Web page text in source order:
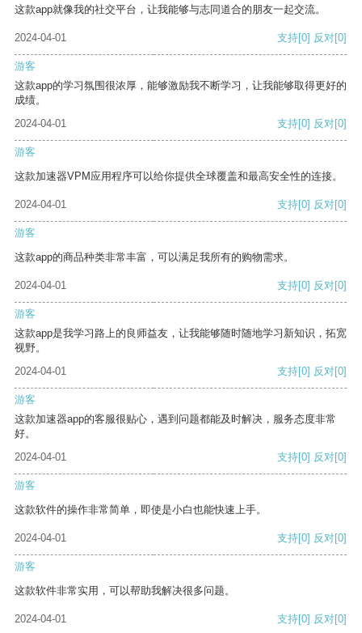
这款app就像我的社交平台，让我能够与志同道合的朋友一起交流。
2024-04-01 支持[0] 反对[0]
游客
这款app的学习氛围很浓厚，能够激励我不断学习，让我能够取得更好的
成绩。
2024-04-01
支持[0] 反对[0]
游客
这款加速器VPM应用程序可以给你提供全球覆盖和最高安全性的连接。
2024-04-01 支持[0] 反对[0]
游客
这款app的商品种类非常丰富，可以满足我所有的购物需求。
2024-04-01 支持[0] 反对[0]
游客
这款app是我学习路上的良师益友，让我能够随时随地学习新知识，拓宽
视野。
2024-04-01
支持[0] 反对[0]
游客
这款加速器app的客服很贴心，遇到问题都能及时解决，服务态度非常
好。
2024-04-01
支持[0] 反对[0]
游客
这款软件的操作非常简单，即使是小白也能快速上手。
2024-04-01 支持[0] 反对[0]
游客
这款软件非常实用，可以帮助我解决很多问题。
2024-04-01 支持[0] 反对[0]